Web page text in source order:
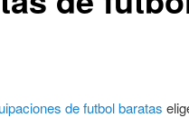
de futbol baratas